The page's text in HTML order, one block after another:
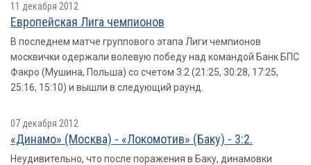
11 декабря 2012
Европейская Лига чемпионов
В последнем матче группового этапа Лиги чемпионов
москвички одержали волевую победу над командой Банк БПС
Факро (Мушина, Польша) со счетом 3:2 (21:25, 30:28, 17:25,
25:16, 15:10) и вышли в следующий раунд.
07 декабря 2012
«Динамо» (Москва) - «Локомотив» (Баку) - 3:2.
Неудивительно, что после поражения в Баку, динамовки